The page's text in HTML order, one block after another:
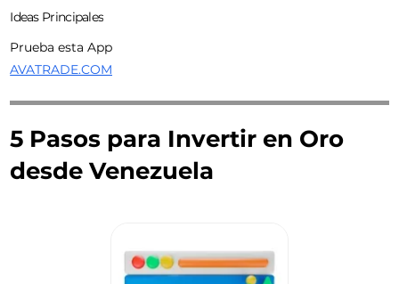
Ideas Principales
Prueba esta App
AVATRADE.COM
5 Pasos para Invertir en Oro
desde Venezuela